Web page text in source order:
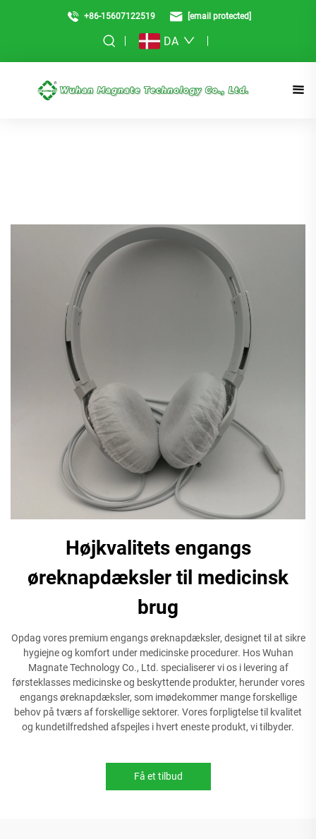
+86-15607122519 [email protected]
DA
Højkvalitets engangs
øreknapdæksler til medicinsk
brug
Opdag vores premium engangs øreknapdæksler, designet til at sikre
hygiejne og komfort under medicinske procedurer. Hos Wuhan
Magnate Technology Co., Ltd. specialiserer vi os i levering af
førsteklasses medicinske og beskyttende produkter, herunder vores
engangs øreknapdæksler, som imødekommer mange forskellige
behov på tværs af forskellige sektorer. Vores forpligtelse til kvalitet
og kundetilfredshed afspejles i hvert eneste produkt, vi tilbyder.
Få et tilbud